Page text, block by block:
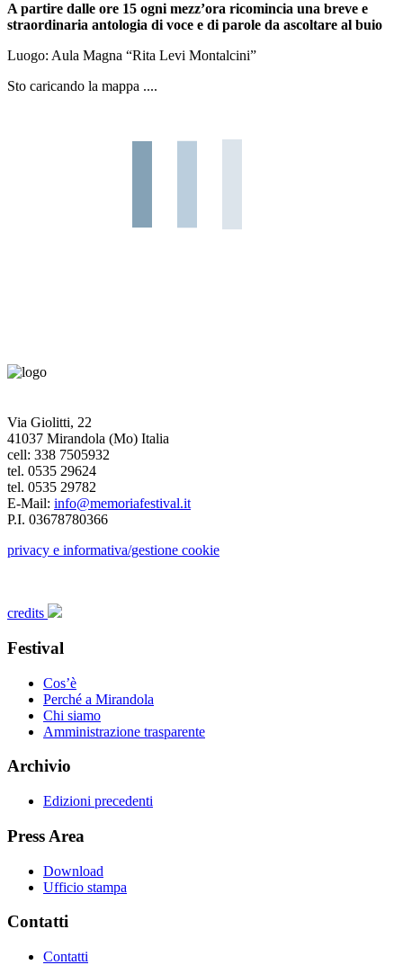
A partire dalle ore 15 ogni mezz’ora ricomincia una breve e
straordinaria antologia di voce e di parole da ascoltare al buio
Luogo: Aula Magna “Rita Levi Montalcini”
Sto caricando la mappa ....
Via Giolitti, 22
41037 Mirandola (Mo) Italia
cell: 338 7505932
tel. 0535 29624
tel. 0535 29782
E-Mail: info@memoriafestival.it
P.I. 03678780366
privacy e informativa/gestione cookie
credits
Festival
Cos’è
Perché a Mirandola
Chi siamo
Amministrazione trasparente
Archivio
Edizioni precedenti
Press Area
Download
Ufficio stampa
Contatti
Contatti